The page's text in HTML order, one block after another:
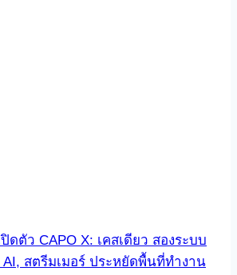
ดตัว CAPO X: เคสเดียว สองระบบ
สตรีมเมอร์ ประหยัดพื้นที่ทำงาน